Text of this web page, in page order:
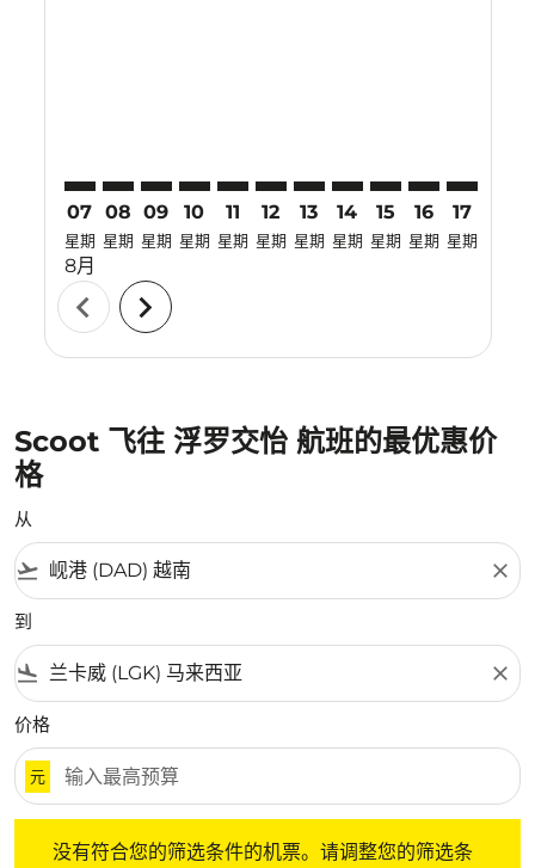
07
星期
8月
08
星期
09
星期
10
星期
11
星期
12
星期
13
星期
14
星期
15
星期
16
星期
17
星期
chevron_left chevron_right
Scoot 飞往 浮罗交怡 航班的最优惠价
格
从
flight_takeoff close
到
flight_land close
价格
元
没有符合您的筛选条件的机票。请调整您的筛选条